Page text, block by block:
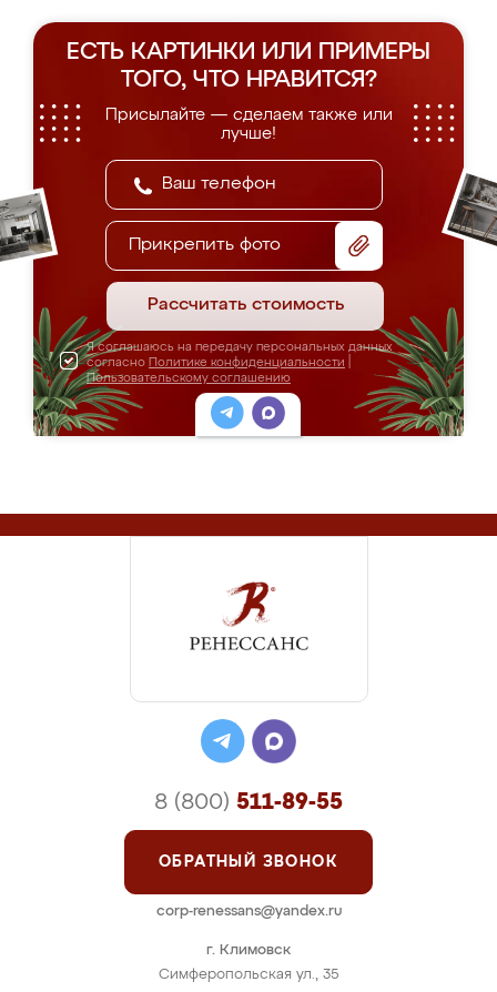
ЕСТЬ КАРТИНКИ ИЛИ ПРИМЕРЫ
ТОГО, ЧТО НРАВИТСЯ?
Присылайте — сделаем также или
лучше!
Прикрепить фото
Рассчитать стоимость
Я соглашаюсь на передачу персональных данных
согласно Политике конфиденциальности
Пользовательскому соглашению
г. Климовск
Симферопольская ул., 35
8 (800) 511-89-55
ОБРАТНЫЙ ЗВОНОК
corp-renessans@yandex.ru